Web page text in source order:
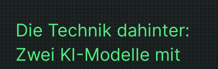
Die Technik dahinter:
Zwei KI-Modelle mit